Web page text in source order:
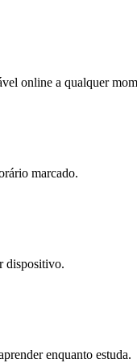
online a qualquer
marcado.
dispositivo.
enquanto estuda.